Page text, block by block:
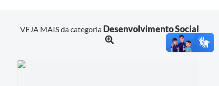
VEJA MAIS da categoria Desenvolvimento Social